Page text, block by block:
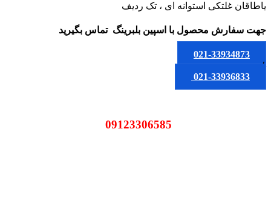
یاطاقان غلتکی استوانه ای ، تک ردیف
جهت سفارش محصول با اسپین بلبرینگ تماس بگیرید
021-33934873
یا
021-33936833